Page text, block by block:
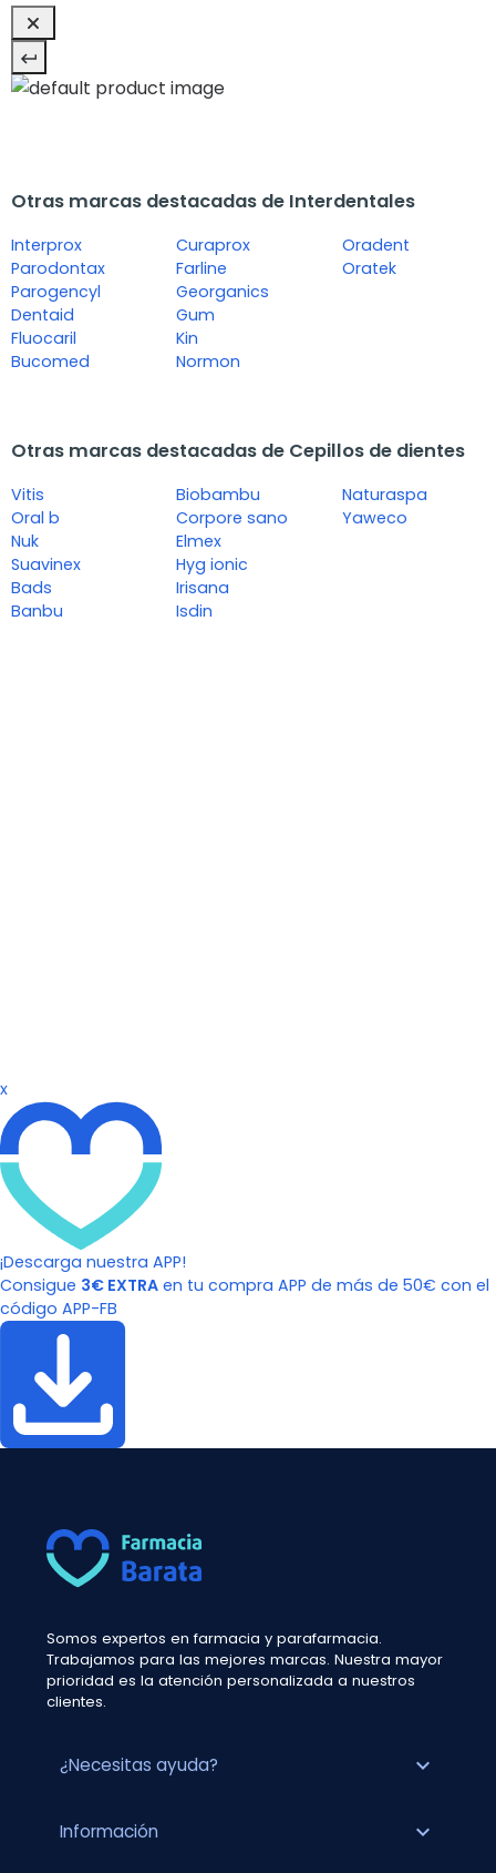
Otras marcas destacadas de Interdentales
Interprox
Parodontax
Parogencyl
Dentaid
Fluocaril
Bucomed
Curaprox
Farline
Georganics
Gum
Kin
Normon
Oradent
Oratek
Otras marcas destacadas de Cepillos de dientes
Vitis
Oral b
Nuk
Suavinex
Bads
Banbu
Biobambu
Corpore sano
Elmex
Hyg ionic
Irisana
Isdin
Naturaspa
Yaweco
x
¡Descarga nuestra APP!
Consigue 3€ EXTRA en tu compra APP de más de 50€ con el
código APP-FB
Somos expertos en farmacia y parafarmacia.
Trabajamos para las mejores marcas. Nuestra mayor
prioridad es la atención personalizada a nuestros
clientes.
¿Necesitas ayuda? expand_more
Información expand_more